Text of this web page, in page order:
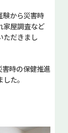
験から災害時
家屋調査など
ただきまし
害時の保健推進
た。